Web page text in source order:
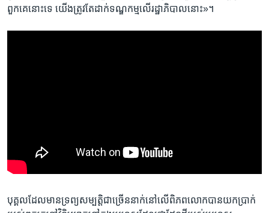
ពួកគេ​នោះ​ទេ​ យើង​ត្រូវ​តែ​ដាក់​ទណ្ឌកម្ម​លើ​រដ្ឋាភិបាល​នោះ»។
បុគ្គល​ដែល​មាន​ទ្រព្យ​សម្បត្តិជា​ច្រើននាក់​នៅ​លើ​ពិភពលោកបាន​យក​ប្រាក់​